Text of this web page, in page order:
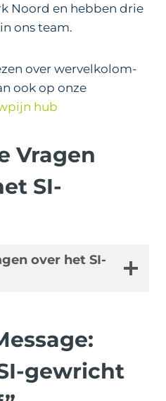
Noord en hebben drie
ons team.
over wervelkolom-
ook op onze
hub
Vragen
SI-
over het SI-
gewricht